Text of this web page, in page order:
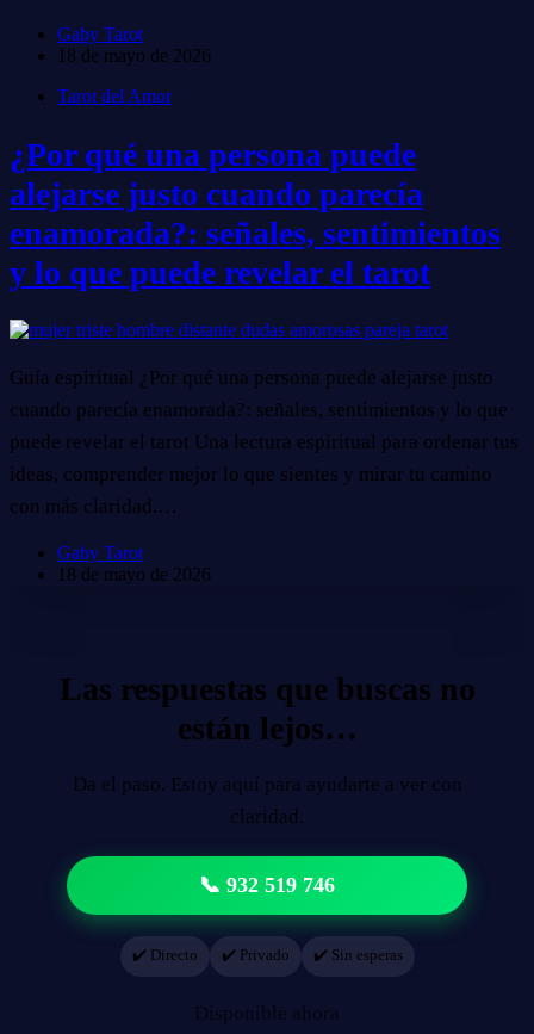
Gaby Tarot
18 de mayo de 2026
Tarot del Amor
¿Por qué una persona puede
alejarse justo cuando parecía
enamorada?: señales, sentimientos
y lo que puede revelar el tarot
Guía espiritual ¿Por qué una persona puede alejarse justo
cuando parecía enamorada?: señales, sentimientos y lo que
puede revelar el tarot Una lectura espiritual para ordenar tus
ideas, comprender mejor lo que sientes y mirar tu camino
con más claridad.…
Gaby Tarot
18 de mayo de 2026
Las respuestas que buscas no
están lejos…
Da el paso. Estoy aquí para ayudarte a ver con
claridad.
📞 932 519 746
✔️ Directo ✔️ Privado ✔️ Sin esperas
Disponible ahora